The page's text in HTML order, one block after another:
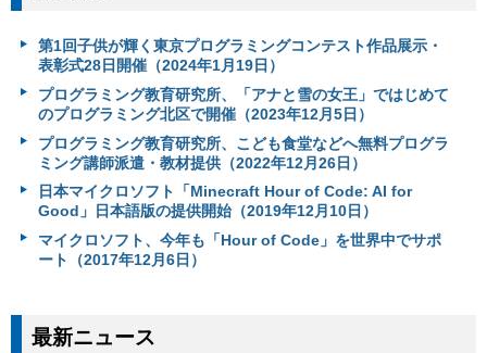
第1回子供が輝く東京プログラミングコンテスト作品展示・
表彰式28日開催（2024年1月19日）
プログラミング教育研究所、「アナと雪の女王」ではじめて
のプログラミング北区で開催（2023年12月5日）
プログラミング教育研究所、こども食堂などへ無料プログラ
ミング講師派遣・教材提供（2022年12月26日）
日本マイクロソフト「Minecraft Hour of Code: AI for
Good」日本語版の提供開始（2019年12月10日）
マイクロソフト、今年も「Hour of Code」を世界中でサポ
ート（2017年12月6日）
最新ニュース